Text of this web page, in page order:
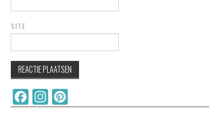
SITE
Facebook
Instagram